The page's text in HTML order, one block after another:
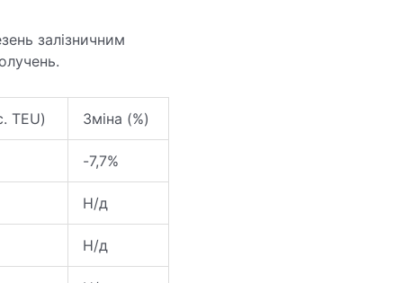
залізничним
TEU) Зміна (%)
-7,7%
Н/д
Н/д